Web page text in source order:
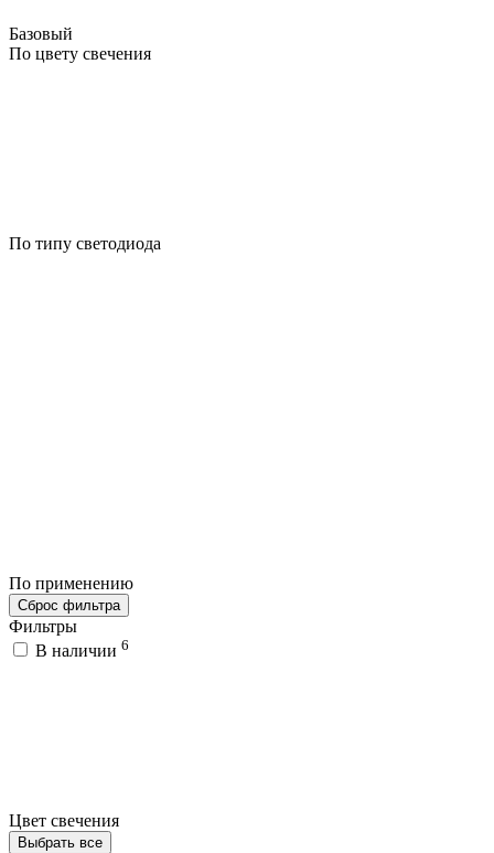
Базовый
По цвету свечения
По типу светодиода
По применению
Сброс фильтра
Фильтры
В наличии 6
Цвет свечения
Выбрать все